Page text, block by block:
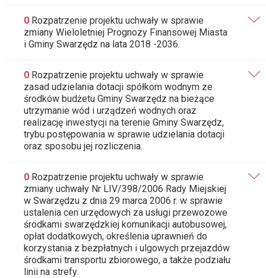
0 Rozpatrzenie projektu uchwały w sprawie
zmiany Wieloletniej Prognozy Finansowej Miasta
i Gminy Swarzędz na lata 2018 -2036.
0 Rozpatrzenie projektu uchwały w sprawie
zasad udzielania dotacji spółkom wodnym ze
środków budżetu Gminy Swarzędz na bieżące
utrzymanie wód i urządzeń wodnych oraz
realizację inwestycji na terenie Gminy Swarzędz,
trybu postępowania w sprawie udzielania dotacji
oraz sposobu jej rozliczenia.
0 Rozpatrzenie projektu uchwały w sprawie
zmiany uchwały Nr LIV/398/2006 Rady Miejskiej
w Swarzędzu z dnia 29 marca 2006 r. w sprawie
ustalenia cen urzędowych za usługi przewozowe
środkami swarzędzkiej komunikacji autobusowej,
opłat dodatkowych, określenia uprawnień do
korzystania z bezpłatnych i ulgowych przejazdów
środkami transportu zbiorowego, a także podziału
linii na strefy.